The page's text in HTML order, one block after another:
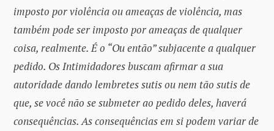
imposto por violência ou ameaças de violência, mas
também pode ser imposto por ameaças de qualquer
coisa, realmente. É o “Ou então” subjacente a qualquer
pedido. Os Intimidadores buscam afirmar a sua
autoridade dando lembretes sutis ou nem tão sutis de
que, se você não se submeter ao pedido deles, haverá
consequências. As consequências em si podem variar de